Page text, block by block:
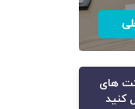
های
کنید